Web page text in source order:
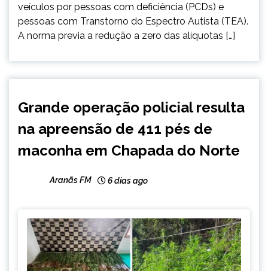
veículos por pessoas com deficiência (PCDs) e
pessoas com Transtorno do Espectro Autista (TEA).
A norma previa a redução a zero das alíquotas […]
GERAIS
NOTÍCIAS
Grande operação policial resulta
na apreensão de 411 pés de
maconha em Chapada do Norte
Aranãs FM 6 dias ago